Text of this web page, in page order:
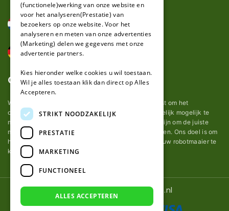
Over ons
Wij van robotmaaier-mesjes.nl doen ons uiterste best om het
onderhoud van robot grasmaaier mesjes zo gemakkelijk mogelijk te
maken. Uit ervaring merkten we hoe lastig het kan zijn om de juiste
messen voor een automatische grasmachine te vinden. Ons doel is om
het u makkelijk te maken om de goede mesjes voor uw robotmaaier te
kopen.
© 2026 Robotmaaier-mesjes.nl
GERMAN
(functionele)werking van onze website en
voor het analyseren(Prestatie) van
bezoekers op onze website. Voor het
analyseren en meten van onze advertenties
(Marketing) delen we gegevens met onze
advertentie partners.
Kies hieronder welke cookies u wil toestaan.
Wil je alles toestaan klik dan direct op Alles
Accepteren.
STRIKT NOODZAKELIJK
PRESTATIE
MARKETING
FUNCTIONEEL
ALLES ACCEPTEREN